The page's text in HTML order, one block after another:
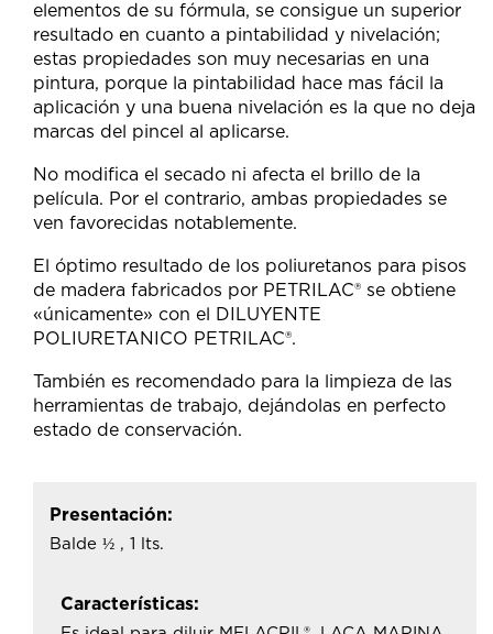
elementos de su fórmula, se consigue un superior
resultado en cuanto a pintabilidad y nivelación;
estas propiedades son muy necesarias en una
pintura, porque la pintabilidad hace mas fácil la
aplicación y una buena nivelación es la que no deja
marcas del pincel al aplicarse.
No modifica el secado ni afecta el brillo de la
película. Por el contrario, ambas propiedades se
ven favorecidas notablemente.
El óptimo resultado de los poliuretanos para pisos
de madera fabricados por PETRILAC® se obtiene
«únicamente» con el DILUYENTE
POLIURETANICO PETRILAC®.
También es recomendado para la limpieza de las
herramientas de trabajo, dejándolas en perfecto
estado de conservación.
Presentación:
Balde ½ , 1 lts.
Características: